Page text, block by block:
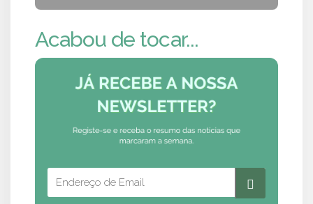
Acabou de tocar...